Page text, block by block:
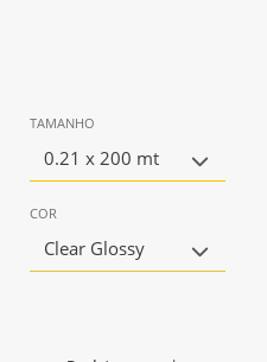
TAMANHO
0.21 x 200 mt
COR
Clear Glossy